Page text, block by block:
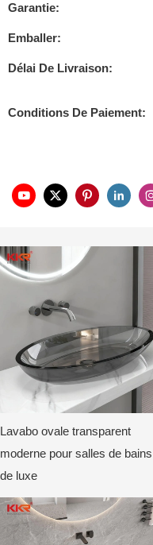
Garantie:
Emballer:
Délai De Livraison:
Conditions De Paiement:
Lavabo ovale transparent
moderne pour salles de bains
de luxe